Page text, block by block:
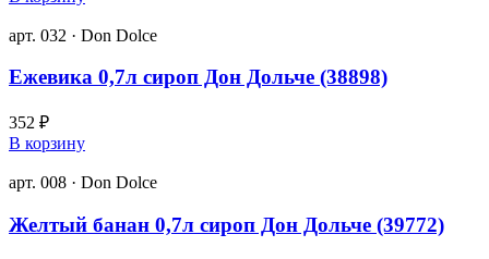
арт. 032 · Don Dolce
Ежевика 0,7л сироп Дон Дольче (38898)
352 ₽
В корзину
арт. 008 · Don Dolce
Желтый банан 0,7л сироп Дон Дольче (39772)